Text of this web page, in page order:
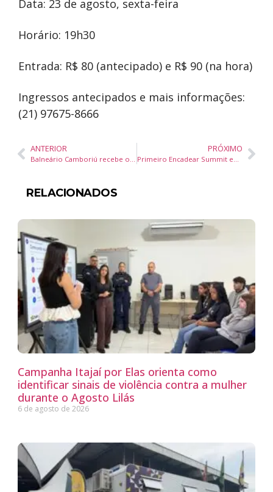
Data: 23 de agosto, sexta-feira
Horário: 19h30
Entrada: R$ 80 (antecipado) e R$ 90 (na hora)
Ingressos antecipados e mais informações:
(21) 97675-8666
ANTERIOR
Balneário Camboriú recebe o maior campeonato de Drift do Brasil neste final de semana
PRÓXIMO
Primeiro Encadear Summit em Santa Catarina reúne diretores e gerentes da Aurora, Malwee, Lojas Renner, Grupo Soma/Azzas e Coca-Cola durante Startup Summit 2024
RELACIONADOS
Campanha Itajaí por Elas orienta como
identificar sinais de violência contra a mulher
durante o Agosto Lilás
6 de agosto de 2026